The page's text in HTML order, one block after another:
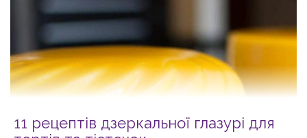
11 рецептів дзеркальної глазурі для